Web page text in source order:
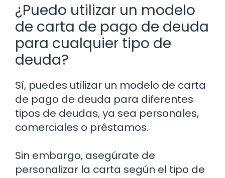
¿Puedo utilizar un modelo
de carta de pago de deuda
para cualquier tipo de
deuda?
Sí, puedes utilizar un modelo de carta
de pago de deuda para diferentes
tipos de deudas, ya sea personales,
comerciales o préstamos.
Sin embargo, asegúrate de
personalizar la carta según el tipo de